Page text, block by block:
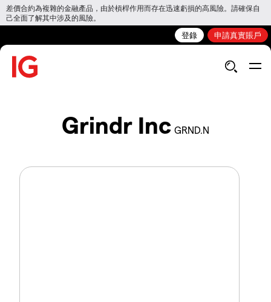
差價合約為複雜的金融產品，由於槓桿作用而存在迅速虧損的高風險。請確保自
己全面了解其中涉及的風險。
登錄 申請真實賬戶
Grindr Inc GRND.N